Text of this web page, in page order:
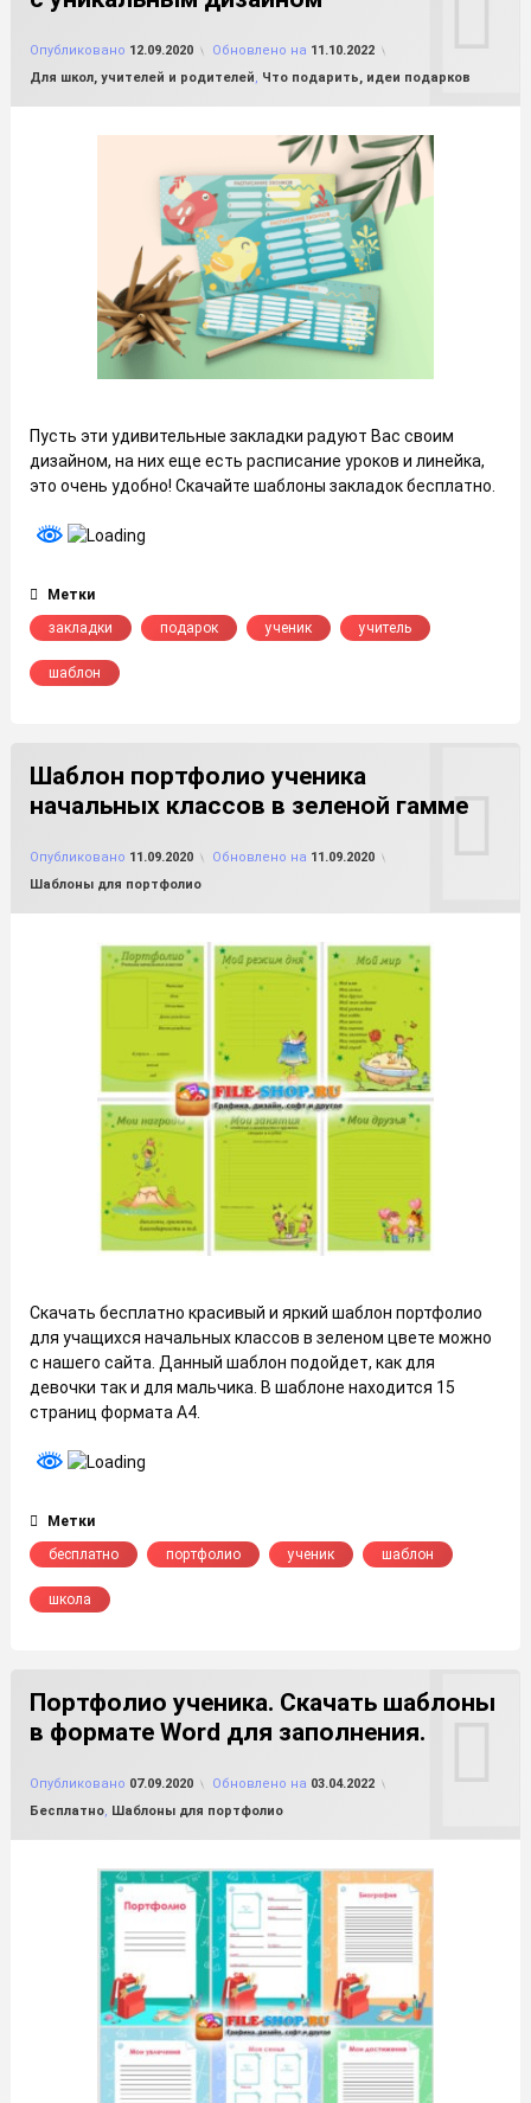
Опубликовано 12.09.2020 Обновлено на 11.10.2022
Рубрики:
Для школ, учителей и родителей, Что подарить, идеи подарков
Пусть эти удивительные закладки радуют Вас своим
дизайном, на них еще есть расписание уроков и линейка,
это очень удобно! Скачайте шаблоны закладок бесплатно.
Метки
закладки
подарок ученик учитель
шаблон
Шаблон портфолио ученика
начальных классов в зеленой гамме
Опубликовано 11.09.2020 Обновлено на 11.09.2020
Рубрики:
Шаблоны для портфолио
Скачать бесплатно красивый и яркий шаблон портфолио
для учащихся начальных классов в зеленом цвете можно
с нашего сайта. Данный шаблон подойдет, как для
девочки так и для мальчика. В шаблоне находится 15
страниц формата А4.
Метки
бесплатно
портфолио ученик шаблон
школа
Портфолио ученика. Скачать шаблоны
в формате Word для заполнения.
Опубликовано 07.09.2020 Обновлено на 03.04.2022
Рубрики:
Бесплатно, Шаблоны для портфолио